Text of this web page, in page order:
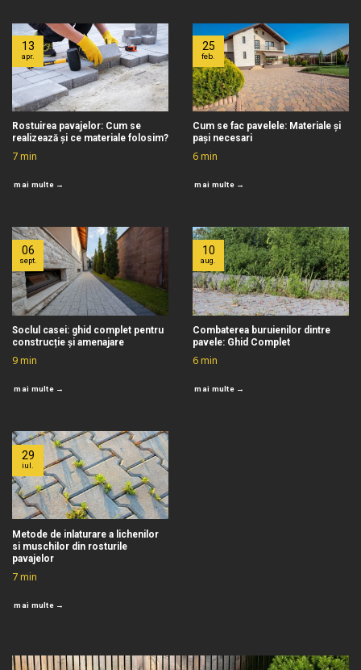
Rostuirea pavajelor: Cum se
realizează și ce materiale folosim?
7min
mai multe →
13
apr.
Cum se fac pavelele: Materiale și
pași necesari
6min
mai multe →
25
feb.
Soclul casei: ghid complet pentru
construcție și amenajare
9min
mai multe →
06
sept.
Combaterea buruienilor dintre
pavele: Ghid Complet
6min
mai multe →
10
aug.
Metode de inlaturare a lichenilor
si muschilor din rosturile
pavajelor
7min
mai multe →
29
iul.